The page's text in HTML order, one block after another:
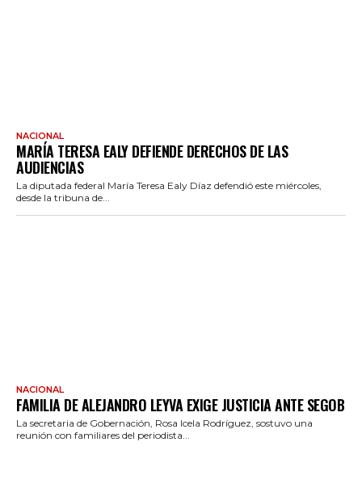
NACIONAL
MARÍA TERESA EALY DEFIENDE DERECHOS DE LAS
AUDIENCIAS
La diputada federal María Teresa Ealy Díaz defendió este miércoles,
desde la tribuna de...
NACIONAL
FAMILIA DE ALEJANDRO LEYVA EXIGE JUSTICIA ANTE SEGOB
La secretaria de Gobernación, Rosa Icela Rodríguez, sostuvo una
reunión con familiares del periodista...